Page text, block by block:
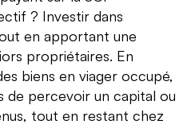
? Investir dans
en apportant une
propriétaires. En
biens en viager occupé,
percevoir un capital ou
tout en restant chez